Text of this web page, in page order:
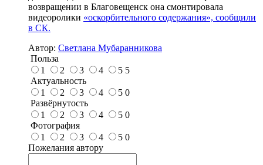
возвращении в Благовещенск она смонтировала
видеоролики «оскорбительного содержания», сообщили
в СК.
Автор: Светлана Мубаранникова
Польза
1
2 3 4 5 5
Актуальность
1
2 3 4 5 0
Развёрнутость
1
2 3 4 5 0
Фотография
1
2 3 4 5 0
Пожелания автору